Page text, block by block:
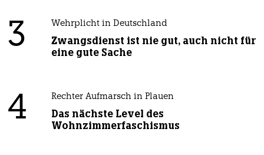
3 Wehrplicht in Deutschland
Zwangsdienst ist nie gut, auch nicht für
eine gute Sache
4 Rechter Aufmarsch in Plauen
Das nächste Level des
Wohnzimmerfaschismus